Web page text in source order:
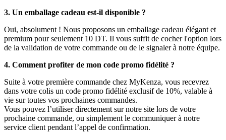
3. Un emballage cadeau est-il disponible ?
Oui, absolument ! Nous proposons un emballage cadeau élégant et
premium pour seulement 10 DT. Il vous suffit de cocher l'option lors
de la validation de votre commande ou de le signaler à notre équipe.
4. Comment profiter de mon code promo fidélité ?
Suite à votre première commande chez MyKenza, vous recevrez
dans votre colis un code promo fidélité exclusif de 10%, valable à
vie sur toutes vos prochaines commandes.
Vous pouvez l’utiliser directement sur notre site lors de votre
prochaine commande, ou simplement le communiquer à notre
service client pendant l’appel de confirmation.